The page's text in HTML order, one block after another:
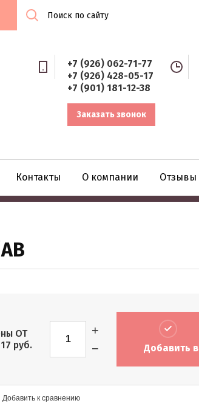
+7 (926) 062-71-77
+7 (926) 428-05-17
+7 (901) 181-12-38
Заказать звонок
Контакты О компании Отзывы
ОТ
руб. −
+
Добавить в
корзину
Добавить к сравнению